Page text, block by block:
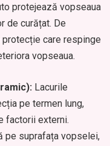
protejează vopseaua
de curățat. De
care respinge
vopseaua.
Lacurile
pe termen lung,
factorii externi.
pe suprafața vopselei,